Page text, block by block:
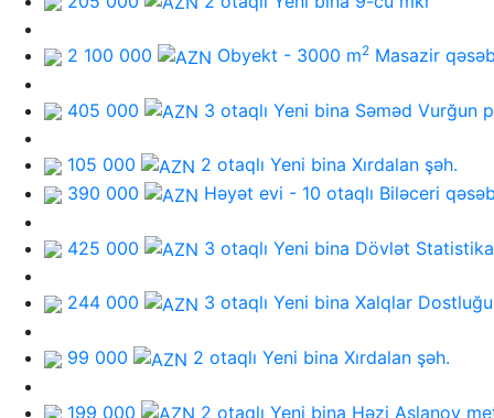
2 100 000 Obyekt - 3000 m2 Masazir
405 000 3 otaqlı Yeni bina Səməd Vurğun
105 000 2 otaqlı Yeni bina Xırdalan şəh.
390 000
Həyət evi - 10 otaqlı Biləceri
425 000 3 otaqlı Yeni bina Dövlət
244 000 3 otaqlı Yeni bina Xalqlar
99 000 2 otaqlı Yeni bina Xırdalan şəh.
199 000 2 otaqlı Yeni bina Həzi Aslanov